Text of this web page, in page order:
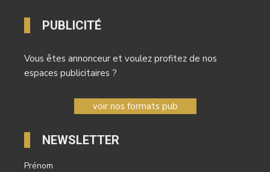
PUBLICITÉ
Vous êtes annonceur et voulez profitez de nos
espaces publicitaires ?
voir nos formats pub
NEWSLETTER
Prénom